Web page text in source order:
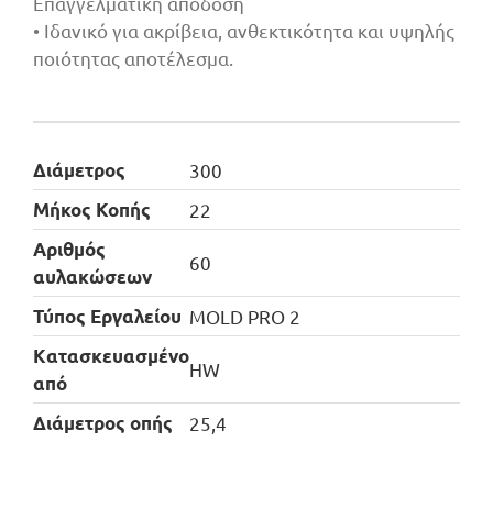
• Ιδανικό για ακρίβεια, ανθεκτικότητα και υψηλής
ποιότητας αποτέλεσμα.
Διάμετρος
300
Μήκος Κοπής
22
Αριθμός
αυλακώσεων
60
Τύπος Εργαλείου MOLD PRO 2
Kατασκευασμένο
από
HW
Διάμετρος οπής 25,4